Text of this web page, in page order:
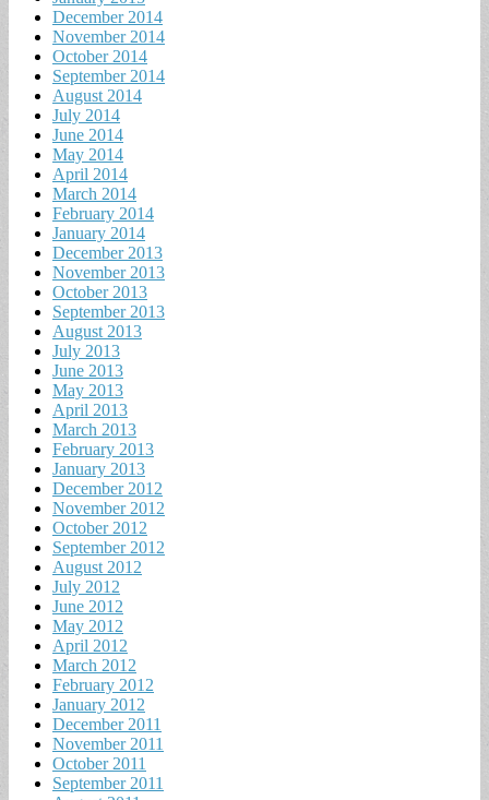
December 2014
November 2014
October 2014
September 2014
August 2014
July 2014
June 2014
May 2014
April 2014
March 2014
February 2014
January 2014
December 2013
November 2013
October 2013
September 2013
August 2013
July 2013
June 2013
May 2013
April 2013
March 2013
February 2013
January 2013
December 2012
November 2012
October 2012
September 2012
August 2012
July 2012
June 2012
May 2012
April 2012
March 2012
February 2012
January 2012
December 2011
November 2011
October 2011
September 2011